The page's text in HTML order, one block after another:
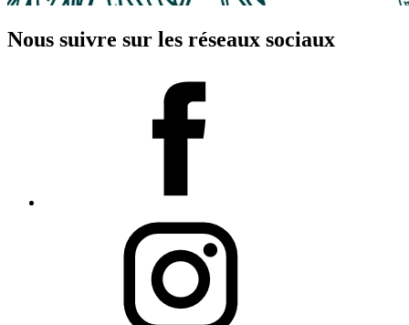
Nous suivre sur les réseaux sociaux